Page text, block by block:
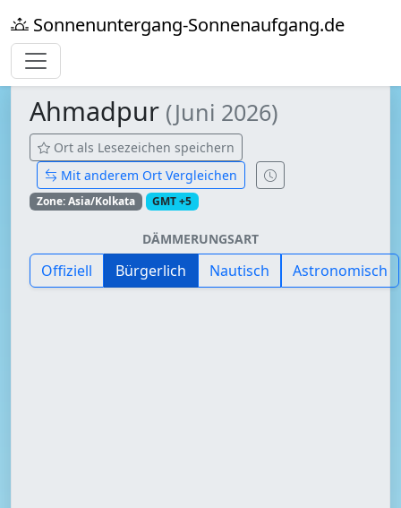
Sonnenuntergang-Sonnenaufgang.de
Ahmadpur (Juni 2026)
Ort als Lesezeichen speichern
Mit anderem Ort Vergleichen
Zone: Asia/Kolkata GMT +5
DÄMMERUNGSART
Offiziell Bürgerlich Nautisch Astronomisch